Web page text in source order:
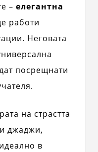
– елегантна
работи
Неговата
посрещнати
на страстта
джаджи,
в